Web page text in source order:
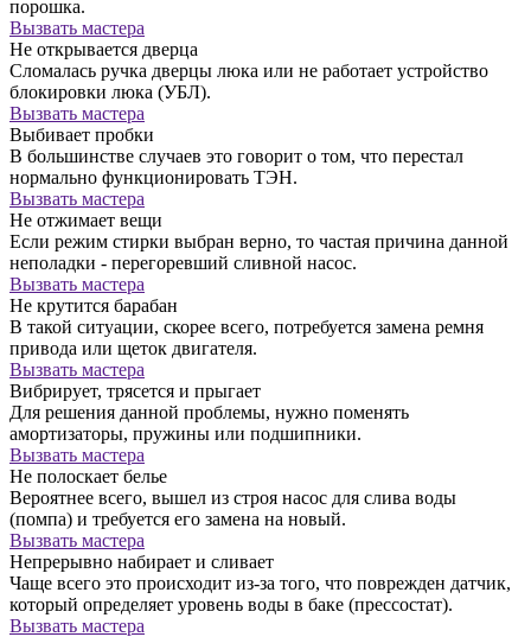
порошка.
Вызвать мастера
Не открывается дверца
Сломалась ручка дверцы люка или не работает устройство
блокировки люка (УБЛ).
Вызвать мастера
Выбивает пробки
В большинстве случаев это говорит о том, что перестал
нормально функционировать ТЭН.
Вызвать мастера
Не отжимает вещи
Если режим стирки выбран верно, то частая причина данной
неполадки - перегоревший сливной насос.
Вызвать мастера
Не крутится барабан
В такой ситуации, скорее всего, потребуется замена ремня
привода или щеток двигателя.
Вызвать мастера
Вибрирует, трясется и прыгает
Для решения данной проблемы, нужно поменять
амортизаторы, пружины или подшипники.
Вызвать мастера
Не полоскает белье
Вероятнее всего, вышел из строя насос для слива воды
(помпа) и требуется его замена на новый.
Вызвать мастера
Непрерывно набирает и сливает
Чаще всего это происходит из-за того, что поврежден датчик,
который определяет уровень воды в баке (прессостат).
Вызвать мастера